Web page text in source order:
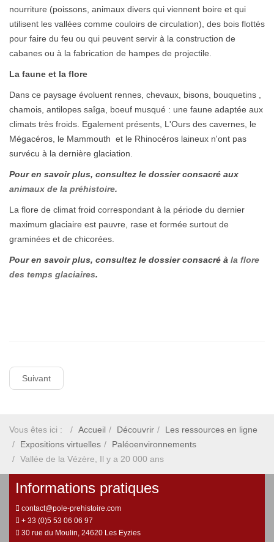
nourriture (poissons, animaux divers qui viennent boire et qui
utilisent les vallées comme couloirs de circulation), des bois flottés
pour faire du feu ou qui peuvent servir à la construction de
cabanes ou à la fabrication de hampes de projectile.
La faune et la flore
Dans ce paysage évoluent rennes, chevaux, bisons, bouquetins ,
chamois, antilopes saîga, boeuf musqué : une faune adaptée aux
climats très froids. Egalement présents, L'Ours des cavernes, le
Mégacéros, le Mammouth et le Rhinocéros laineux n'ont pas
survécu à la dernière glaciation.
Pour en savoir plus, consultez le dossier consacré aux
animaux de la préhistoire.
La flore de climat froid correspondant à la période du dernier
maximum glaciaire est pauvre, rase et formée surtout de
graminées et de chicorées.
Pour en savoir plus, consultez le dossier consacré à la flore
des temps glaciaires.
Suivant
Vous êtes ici : Accueil Découvrir
Les ressources en ligne
Expositions virtuelles
Paléoenvironnements
Vallée de la Vézère, Il y a 20 000 ans
Informations pratiques
contact@pole-prehistoire.com
+ 33 (0)5 53 06 06 97
30 rue du Moulin, 24620 Les Eyzies